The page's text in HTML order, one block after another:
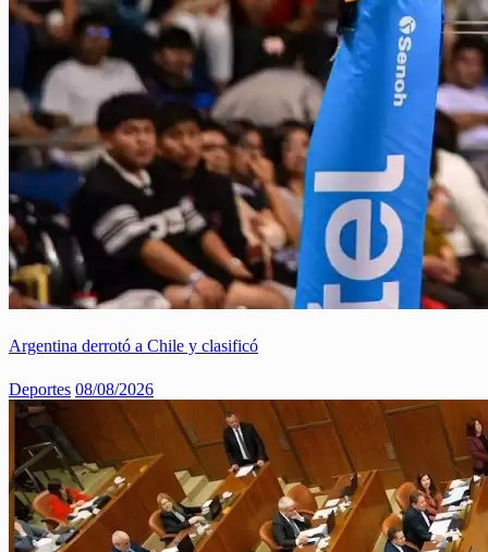
Argentina derrotó a Chile y clasificó
Deportes 08/08/2026